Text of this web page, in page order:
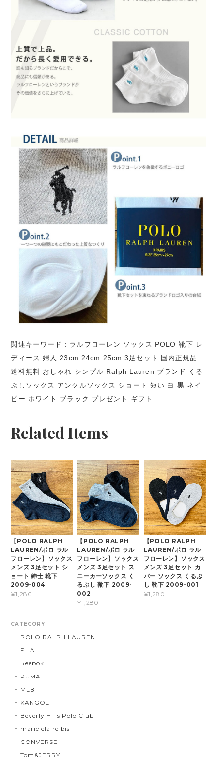
関連キーワード：ラルフローレン ソックス POLO 靴下 レ
ディース 婦人 23cm 24cm 25cm 3足セット 国内正規品
送料無料 おしゃれ シンプル Ralph Lauren ブランド くる
ぶしソックス アンクルソックス ショート 短い 白 黒 ネイ
ビー ホワイト ブラック プレゼント ギフト
Related Items
【POLO RALPH
LAUREN/ポロ ラル
フローレン】ソックス
メンズ 3足セット シ
ョート 紳士 靴下
2009-004
¥1,280
【POLO RALPH
LAUREN/ポロ ラル
フローレン】ソックス
メンズ 3足セット ス
ニーカーソックス く
るぶし 靴下 2009-
002
¥1,280
【POLO RALPH
LAUREN/ポロ ラル
フローレン】ソックス
メンズ 3足セット カ
バー ソックス くるぶ
し 靴下 2009-001
¥1,280
CATEGORY
POLO RALPH LAUREN
FILA
Reebok
PUMA
MLB
KANGOL
Beverly Hills Polo Club
marie claire bis
CONVERSE
Tom&JERRY